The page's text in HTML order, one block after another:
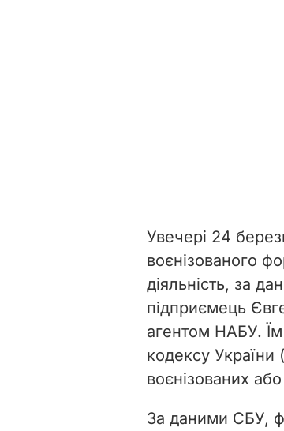
Увечері 24
воєнізованого
діяльність, за
підприємець
агентом НАБУ.
кодексу
воєнізованих
За даними СБУ,